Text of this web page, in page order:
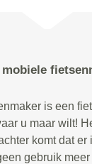
is een
u maar wilt!
komt dat er
gebruik